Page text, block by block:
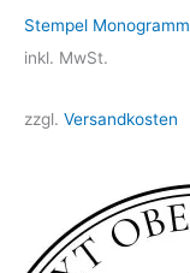
Stempel Monogramm
inkl. MwSt.
zzgl. Versandkosten